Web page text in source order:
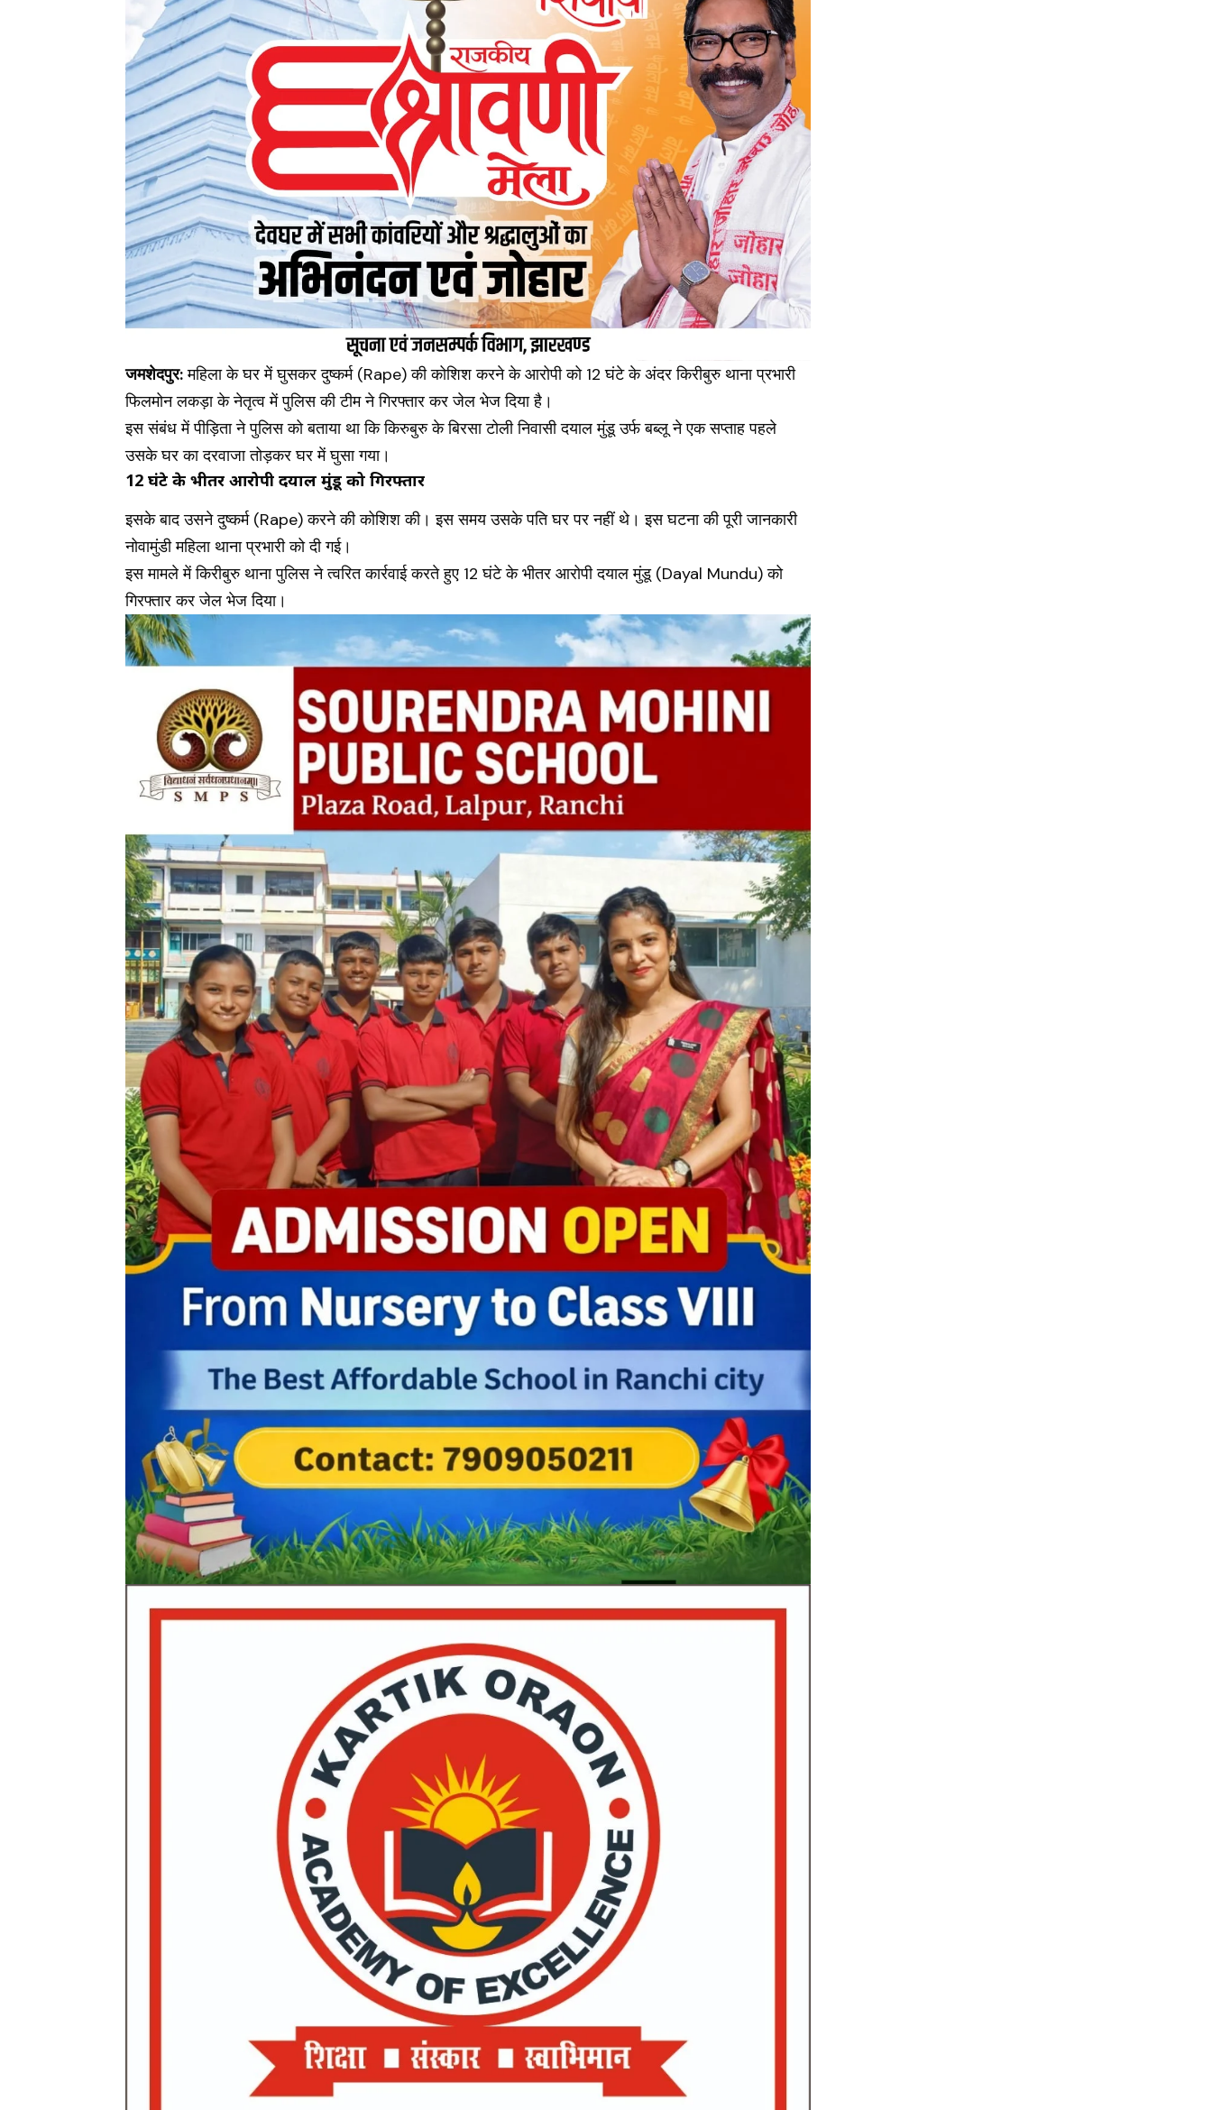
जमशेदपुर:महिला के घर में घुसकर दुष्कर्म(Rape)की कोशिश करने के आरोपी को 12 घंटे के अंदर किरीबुरु थाना प्रभारी
फिलमोन लकड़ा के नेतृत्व में पुलिस की टीम ने गिरफ्तार कर जेल भेज दिया है।
इस संबंध में पीड़िता ने पुलिस को बताया था कि किरुबुरु के बिरसा टोली निवासी दयाल मुंडू उर्फ बब्लू ने एक सप्ताह पहले
उसके घर का दरवाजा तोड़कर घर में घुसा गया।
12 घंटे के भीतर आरोपी दयाल मुंडू को गिरफ्तार
इसके बाद उसने दुष्कर्म (Rape) करने की कोशिश की। इस समय उसके पति घर पर नहीं थे। इस घटना की पूरी जानकारी
नोवामुंडी महिला थाना प्रभारी को दी गई।
इस मामले में किरीबुरु थाना पुलिस ने त्वरित कार्रवाई करते हुए 12 घंटे के भीतर आरोपी दयाल मुंडू (Dayal Mundu) को
गिरफ्तार कर जेल भेज दिया।